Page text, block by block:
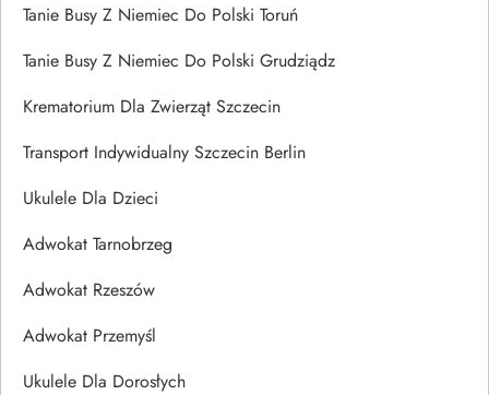
Tanie Busy Z Niemiec Do Polski Toruń
Tanie Busy Z Niemiec Do Polski Grudziądz
Krematorium Dla Zwierząt Szczecin
Transport Indywidualny Szczecin Berlin
Ukulele Dla Dzieci
Adwokat Tarnobrzeg
Adwokat Rzeszów
Adwokat Przemyśl
Ukulele Dla Dorosłych